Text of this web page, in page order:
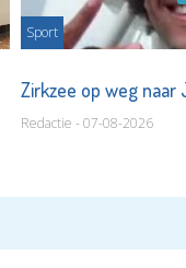
Sport
Zirkzee op weg
Redactie - 07-08-2026